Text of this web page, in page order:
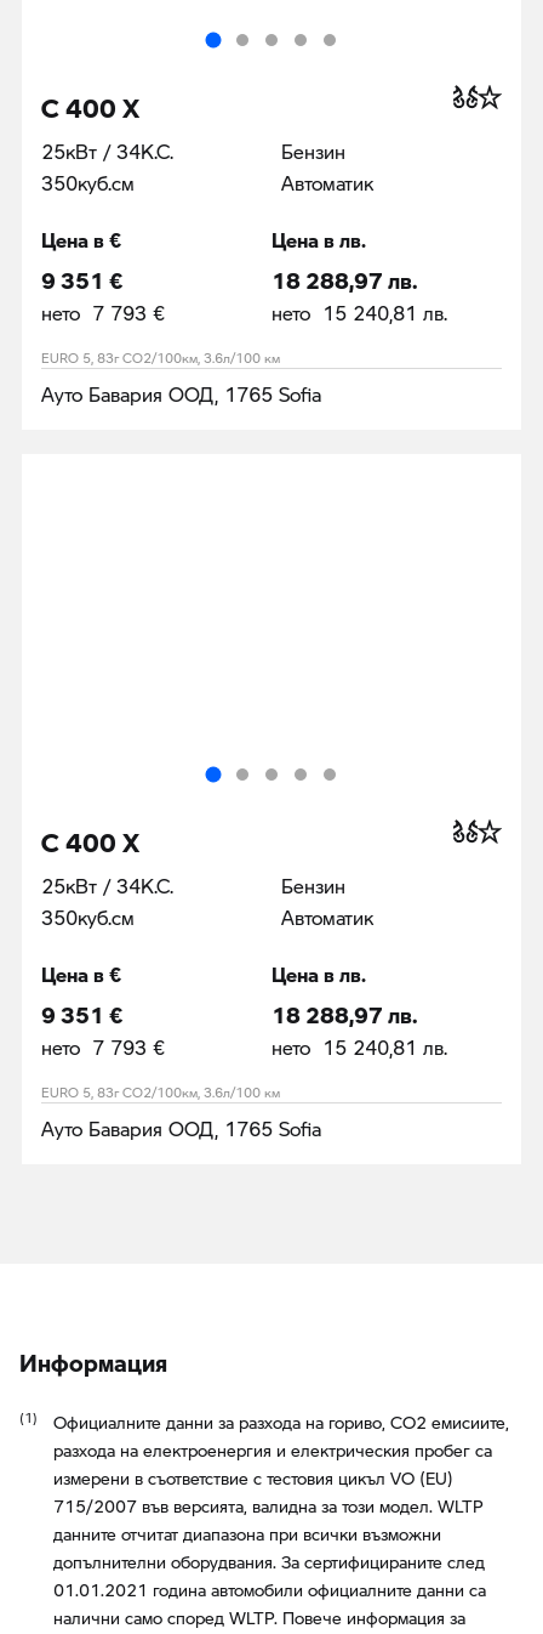
C 400 X
25кВт / 34К.С.
350куб.cм
Бензин
Автоматик
Цена в €
9 351 €
нето 7 793 €
Цена в лв.
18 288,97 лв.
нето 15 240,81 лв.
EURO 5, 83г CO2/100км, 3.6л/100 км
Ауто Бавария ООД, 1765 Sofia
C 400 X
25кВт / 34К.С.
350куб.cм
Бензин
Автоматик
Цена в €
9 351 €
нето 7 793 €
Цена в лв.
18 288,97 лв.
нето 15 240,81 лв.
EURO 5, 83г CO2/100км, 3.6л/100 км
Ауто Бавария ООД, 1765 Sofia
Информация
Официалните данни за разхода на гориво, CO2 емисиите,
разхода на електроенергия и електрическия пробег са
измерени в съответствие с тестовия цикъл VO (EU)
715/2007 във версията, валидна за този модел. WLTP
данните отчитат диапазона при всички възможни
допълнителни оборудвания. За сертифицираните след
01.01.2021 година автомобили официалните данни са
налични само според WLTP. Повече информация за